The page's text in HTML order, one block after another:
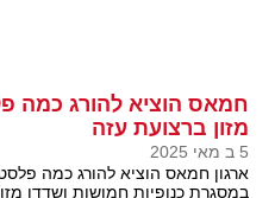
חמאס הוציא להורג כמה
מזון ברצועת עזה
5 ב מאי 2025
ארגון חמאס הוציא להורג כמה
במסגרת כנופיות חמושות ושדדו